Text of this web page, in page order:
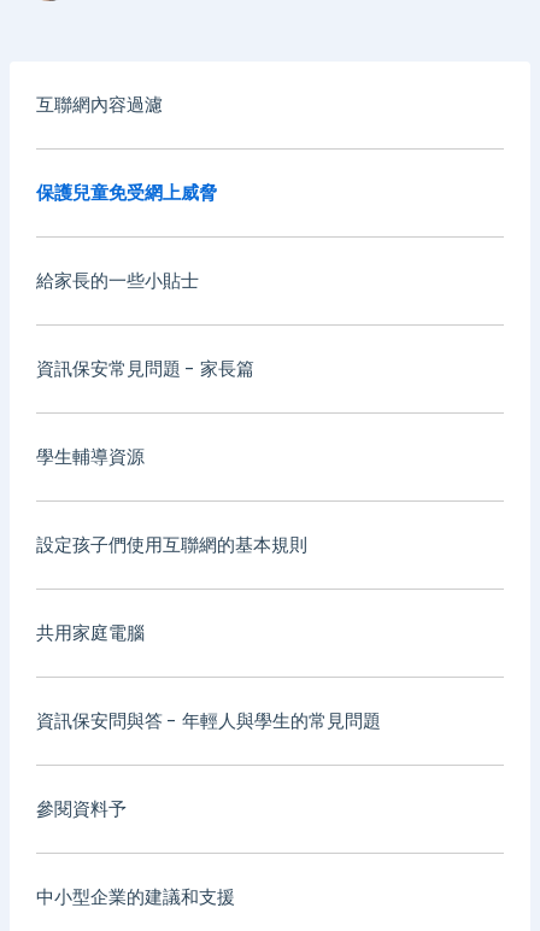
互聯網內容過濾
保護兒童免受網上威脅
給家長的一些小貼士
資訊保安常見問題 - 家長篇
學生輔導資源
設定孩子們使用互聯網的基本規則
共用家庭電腦
資訊保安問與答 - 年輕人與學生的常見問題
參閱資料予
中小型企業的建議和支援